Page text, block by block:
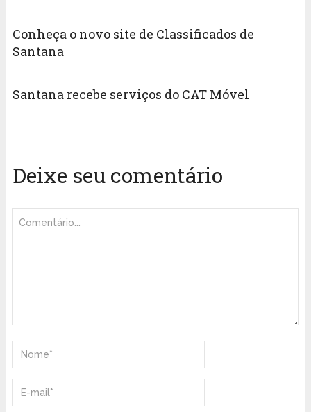
Conheça o novo site de Classificados de
Santana
Santana recebe serviços do CAT Móvel
Deixe seu comentário